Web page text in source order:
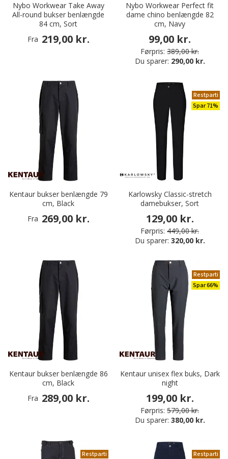
Nybo Workwear Take Away
All-round bukser benlængde
84 cm, Sort
Fra 219,00 kr.
Nybo Workwear Perfect fit
dame chino benlængde 82
cm, Navy
99,00 kr.
Førpris: 389,00 kr.
Du sparer: 290,00 kr.
Kentaur bukser benlængde 79
cm, Black
Fra 269,00 kr.
Restparti
Spar 71%
Karlowsky Classic-stretch
damebukser, Sort
129,00 kr.
Førpris: 449,00 kr.
Du sparer: 320,00 kr.
Kentaur bukser benlængde 86
cm, Black
Fra 289,00 kr.
Restparti
Spar 66%
Kentaur unisex flex buks, Dark
night
199,00 kr.
Førpris: 579,00 kr.
Du sparer: 380,00 kr.
Restparti Restparti